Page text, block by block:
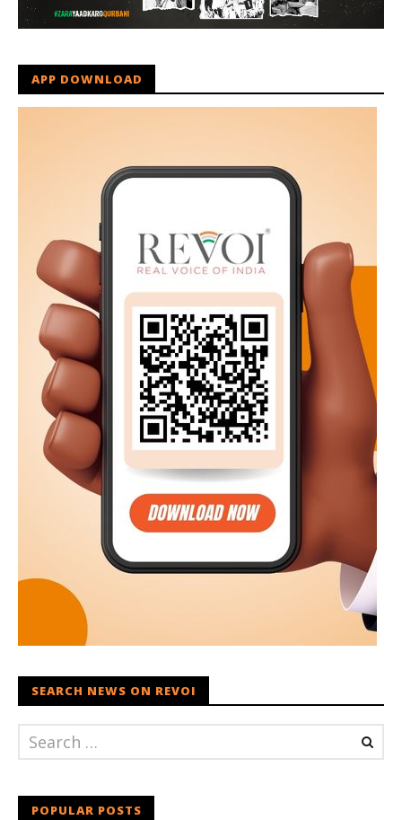
APP DOWNLOAD
SEARCH NEWS ON REVOI
POPULAR POSTS